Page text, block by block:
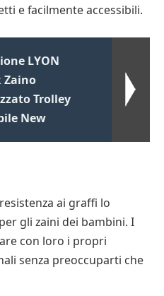
e facilmente accessibili.
LYON
Zaino
Trolley
New
ai graffi lo
gli zaini dei bambini. I
con loro i propri
senza preoccuparti che